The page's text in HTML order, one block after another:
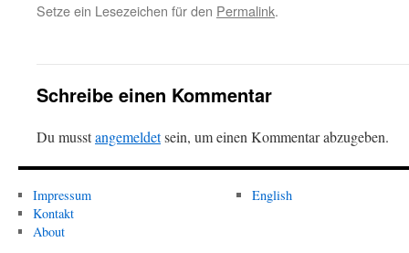
Setze ein Lesezeichen für den Permalink.
Schreibe einen Kommentar
Du musstangemeldetsein, um einen Kommentar abzugeben.
Impressum
Kontakt
About
English